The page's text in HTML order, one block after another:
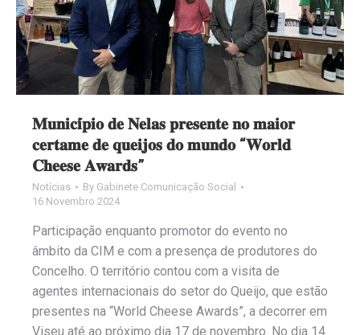
𝐌𝐮𝐧𝐢𝐜𝐢́𝐩𝐢𝐨 𝐝𝐞 𝐍𝐞𝐥𝐚𝐬 𝐩𝐫𝐞𝐬𝐞𝐧𝐭𝐞 𝐧𝐨 𝐦𝐚𝐢𝐨𝐫
𝐜𝐞𝐫𝐭𝐚𝐦𝐞 𝐝𝐞 𝐪𝐮𝐞𝐢𝐣𝐨𝐬 𝐝𝐨 𝐦𝐮𝐧𝐝𝐨 “𝐖𝐨𝐫𝐥𝐝
𝐂𝐡𝐞𝐞𝐬𝐞 𝐀𝐰𝐚𝐫𝐝𝐬”
Notícias By Gabinete Comunicação Social
16 Novembro 2024
Participação enquanto promotor do evento no
âmbito da CIM e com a presença de produtores do
Concelho. O território contou com a visita de
agentes internacionais do setor do Queijo, que estão
presentes na “World Cheese Awards”, a decorrer em
Viseu até ao próximo dia 17 de novembro. No dia 14